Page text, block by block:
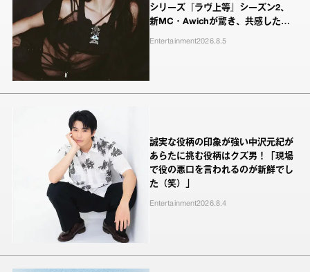
シリーズ『ラヴ上等』シーズン2、
新MC・Awichが驚き、共感したヤ
Entertainment2026.8.5
誠実な役柄の印象が強い中沢元紀が
あらたに挑む役柄はクズ男！「現場
で役の悪口を言われるのが新鮮でし
た（笑）」
Entertainment2026.8.4